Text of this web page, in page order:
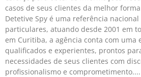
casos de seus clientes da melhor
Detetive Spy é uma referência
particulares, atuando desde 2001 em
em Curitiba, a agência conta com uma
qualificados e experientes, prontos
necessidades de seus clientes com
profissionalismo e comprometimento.